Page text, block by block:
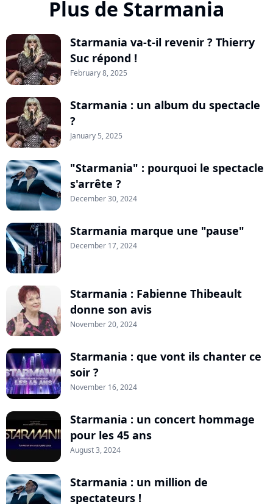
Plus de Starmania
Starmania va-t-il revenir ? Thierry
Suc répond !
February 8, 2025
Starmania : un album du spectacle
?
January 5, 2025
"Starmania" : pourquoi le spectacle
s'arrête ?
December 30, 2024
Starmania marque une "pause"
December 17, 2024
Starmania : Fabienne Thibeault
donne son avis
November 20, 2024
Starmania : que vont ils chanter ce
soir ?
November 16, 2024
Starmania : un concert hommage
pour les 45 ans
August 3, 2024
Starmania : un million de
spectateurs !